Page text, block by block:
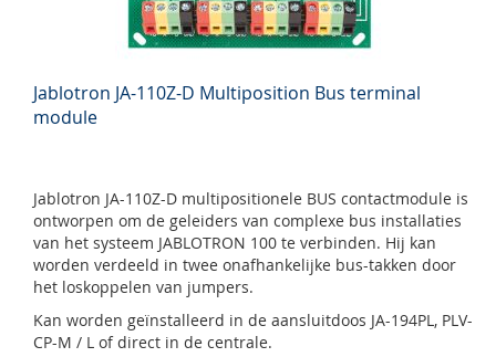
Jablotron JA-110Z-D Multiposition Bus terminal
module
Jablotron JA-110Z-D multipositionele BUS contactmodule is
ontworpen om de geleiders van complexe bus installaties
van het systeem JABLOTRON 100 te verbinden. Hij kan
worden verdeeld in twee onafhankelijke bus-takken door
het loskoppelen van jumpers.
Kan worden geïnstalleerd in de aansluitdoos JA-194PL, PLV-
CP-M / L of direct in de centrale.